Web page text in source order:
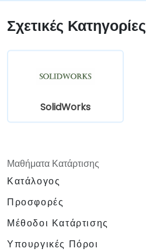
παραμετροποίηση του
δικαιωμάτων χρηστών
ροών εργασίας.
εγκαταστάσεις της
Σχετικές Κατηγορίες
SolidWorks
Μαθήματα Κατάρτισης
Κατάλογος
Προσφορές
Μέθοδοι Κατάρτισης
Υπουργικές Πόροι